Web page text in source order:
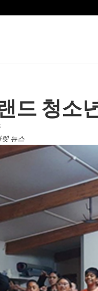
드 청소
렛 뉴스